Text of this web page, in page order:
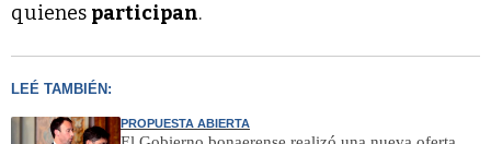
quienes participan.
LEÉ TAMBIÉN:
PROPUESTA ABIERTA